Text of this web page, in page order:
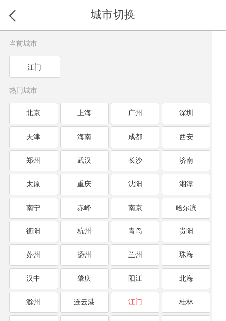
城市切换
当前城市
江门
热门城市
北京 上海 广州 深圳
天津 海南 成都 西安
郑州 武汉 长沙 济南
太原 重庆 沈阳 湘潭
南宁 赤峰 南京 哈尔滨
衡阳 杭州 青岛 贵阳
苏州 扬州 兰州 珠海
汉中 肇庆 阳江 北海
滁州 连云港 江门 桂林